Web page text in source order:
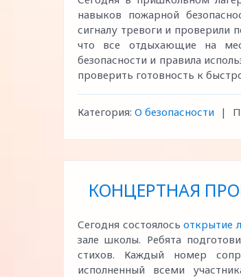
навыков пожарной
сигналу тревоги и проверили
что все отдыхающие на
безопасности и правила
проверить готовность к
Категория: О безопасности |
КОНЦЕРТНАЯ
Сегодня состоялосьоткрытие
зале школы. Ребята
стихов. Каждый номер
исполненный всеми